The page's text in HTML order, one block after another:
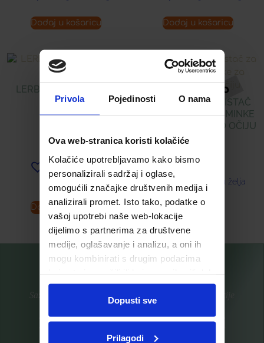
Privola Pojedinosti O nama
Ova web-stranica koristi kolačiće
Kolačiće upotrebljavamo kako bismo
personalizirali sadržaj i oglase,
omogućili značajke društvenih medija i
analizirali promet. Isto tako, podatke o
vašoj upotrebi naše web-lokacije
dijelimo s partnerima za društvene
medije, oglašavanje i analizu, a oni ih
mogu kombinirati s drugim podacima
ste upotrebljavali njihove usluge.
Dopusti sve
Prilagodi
Dodaj u košaricu Dodaj u košaricu
LERBOLARIO BAOBAB
PARFEM
Dodaj u listu želja
Dodaj u košaricu
APIVITA NJEŽNI ČISTAČ
ZA UKLANJANJE ŠMINKE
ZA PODRUČJE OKO OČIJU
Dodaj u listu želja
Pročitaj više
Saznajte prvi za nove proizvode i ekskluzivne promocije
Prijavite se na listu za novosti